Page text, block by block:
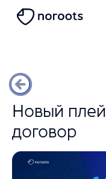
Новый
договор